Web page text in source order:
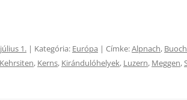
1. | Kategória: Európa | Címke:Alpnach,
Kehrsiten, Kerns, Kirándulóhelyek, Luzern, Meggen,